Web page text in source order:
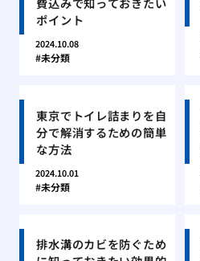
ポイント
2024.10.08
未分類
東京でトイレ詰まりを自
分で解消するための簡単
な方法
2024.10.01
未分類
排水溝のカビを防ぐため